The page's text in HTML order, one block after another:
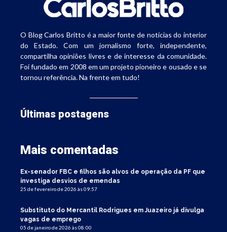
O Blog Carlos Britto é a maior fonte de notícias do interior
do Estado. Com um jornalismo forte, independente,
compartilha opiniões livres e de interesse da comunidade.
Foi fundado em 2008 em um projeto pioneiro e ousado e se
tornou referência. Na frente em tudo!
Últimas postagens
Mais comentadas
Ex-senador FBC e filhos são alvos de operação da PF que
investiga desvios de emendas
25 de fevereiro de 2026 às 09:57
Substituto do Mercantil Rodrigues em Juazeiro já divulga
vagas de emprego
05 de janeiro de 2026 às 08:00